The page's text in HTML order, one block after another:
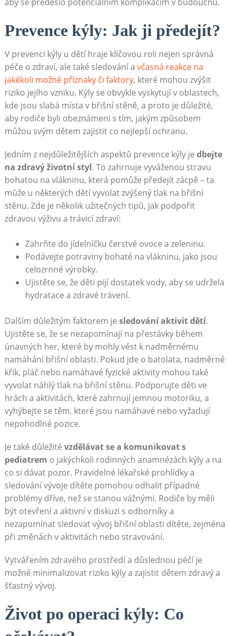
Prevence kýly: Jak ji předejít?
V prevenci kýly u dětí hraje klíčovou roli nejen správná
péče o zdraví, ale také sledování a včasná reakce na
jakékoli možné příznaky či faktory, které mohou zvýšit
riziko jejího vzniku. Kýly se obvykle vyskytují v oblastech,
kde jsou slabá místa v břišní stěně, a proto je důležité,
aby rodiče byli obeznámeni s tím, jakým způsobem
můžou svým dětem zajistit co nejlepší ochranu.
Jedním z nejdůležitějších aspektů prevence kýly je dbejte
na zdravý životní styl. To zahrnuje vyváženou stravu
bohatou na vlákninu, která pomůže předejít zácpě – ta
může u některých dětí vyvolat zvýšený tlak na břišní
stěnu. Zde je několik užitečných tipů, jak podpořit
zdravou výživu a trávicí zdraví:
Zahrňte do jídelníčku čerstvé ovoce a zeleninu.
Podávejte potraviny bohaté na vlákninu, jako jsou
celozrnné výrobky.
Ujistěte se, že děti pijí dostatek vody, aby se udržela
hydratace a zdravé trávení.
Dalším důležitým faktorem je sledování aktivit dětí.
Ujistěte se, že se nezapomínají na přestávky během
únavných her, které by mohly vést k nadměrnému
namáhání břišní oblasti. Pokud jde o batolata, nadměrné
křik, pláč nebo namáhavé fyzické aktivity mohou také
vyvolat náhlý tlak na břišní stěnu. Podporujte děti ve
hrách a aktivitách, které zahrnují jemnou motoriku, a
vyhýbejte se těm, které jsou namáhavé nebo vyžadují
nepohodlné pozice.
Je také důležité vzdělávat se a komunikovat s
pediatrem o jakýchkoli rodinných anamnézách kýly a na
co si dávat pozor. Pravidelné lékařské prohlídky a
sledování vývoje dítěte pomohou odhalit případné
problémy dříve, než se stanou vážnými. Rodiče by měli
být otevření a aktivní v diskuzi s odborníky a
nezapomínat sledovat vývoj břišní oblasti dítěte, zejména
při změnách v aktivitách nebo stravování.
Vytvářením zdravého prostředí a důslednou péčí je
možné minimalizovat riziko kýly a zajistit dětem zdravý a
šťastný vývoj.
Život po operaci kýly: Co